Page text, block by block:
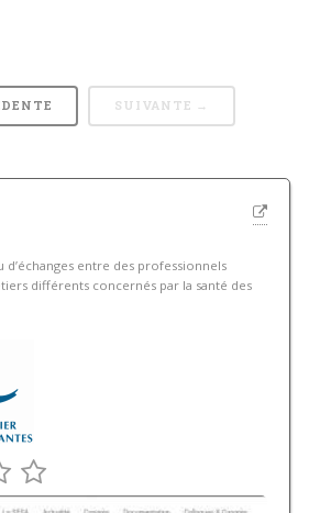
SUIVANTE →
d’échanges entre des professionnels
différents concernés par la santé des